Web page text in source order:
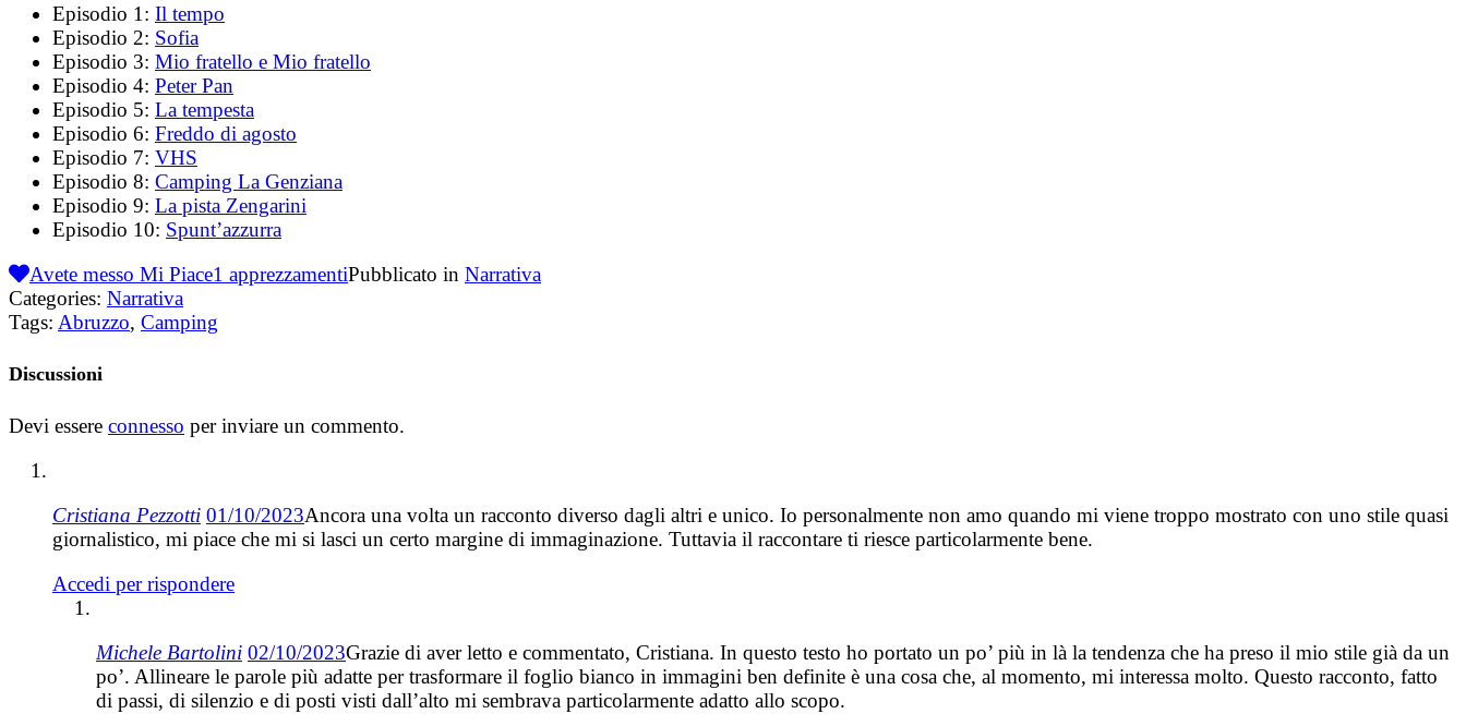
Episodio 1: Il tempo
Episodio 2: Sofia
Episodio 3: Mio fratello e Mio fratello
Episodio 4: Peter Pan
Episodio 5: La tempesta
Episodio 6: Freddo di agosto
Episodio 7: VHS
Episodio 8: Camping La Genziana
Episodio 9: La pista Zengarini
Episodio 10: Spunt’azzurra
Avete messo Mi Piace1 apprezzamentiPubblicato in Narrativa
Categories: Narrativa
Tags: Abruzzo, Camping
Discussioni
Devi essere connesso per inviare un commento.
Cristiana Pezzotti 01/10/2023Ancora una volta un racconto diverso dagli altri e unico. Io personalmente non amo quando mi viene troppo mostrato con uno stile quasi
giornalistico, mi piace che mi si lasci un certo margine di immaginazione. Tuttavia il raccontare ti riesce particolarmente bene.
Accedi per rispondere
Michele Bartolini 02/10/2023Grazie di aver letto e commentato, Cristiana. In questo testo ho portato un po’ più in là la tendenza che ha preso il mio stile già da un
po’. Allineare le parole più adatte per trasformare il foglio bianco in immagini ben definite è una cosa che, al momento, mi interessa molto. Questo racconto, fatto
di passi, di silenzio e di posti visti dall’alto mi sembrava particolarmente adatto allo scopo.